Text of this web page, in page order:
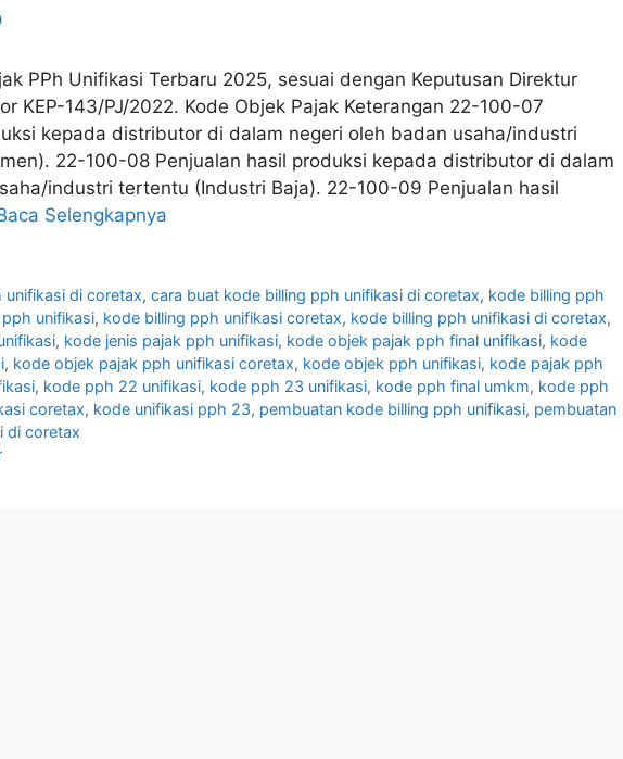
PPh Unifikasi Terbaru 2025, sesuai dengan Keputusan Direktur
KEP-143/PJ/2022. Kode Objek Pajak Keterangan 22-100-07
kepada distributor di dalam negeri oleh badan usaha/industri
22-100-08 Penjualan hasil produksi kepada distributor di dalam
industri tertentu (Industri Baja). 22-100-09 Penjualan hasil
Selengkapnya
di coretax,cara buat kode billing pph unifikasi di coretax, kode billing pph
unifikasi, kode billing pph unifikasi coretax, kode billing pph unifikasi di coretax,
, kode jenis pajak pph unifikasi, kode objek pajak pph final unifikasi, kode
, kode objek pajak pph unifikasi coretax, kode objek pph unifikasi, kode pajak pph
, kode pph 22 unifikasi, kode pph 23 unifikasi, kode pph final umkm, kode pph
coretax, kode unifikasi pph 23, pembuatan kode billing pph unifikasi, pembuatan
di coretax